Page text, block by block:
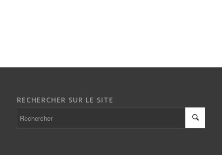
RECHERCHER SUR LE SITE